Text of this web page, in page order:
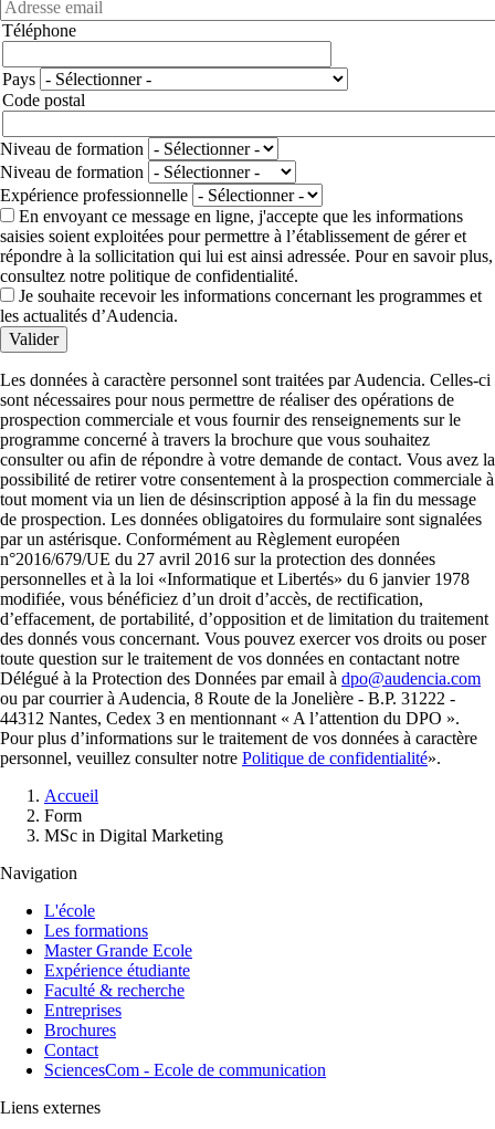
Téléphone
Adresse
Pays
Code postal
Niveau de formation
Niveau de formation
Expérience professionnelle
En envoyant ce message en ligne, j'accepte que les informations
saisies soient exploitées pour permettre à l’établissement de gérer et
répondre à la sollicitation qui lui est ainsi adressée. Pour en savoir plus,
consultez notre politique de confidentialité.
Je souhaite recevoir les informations concernant les programmes et
les actualités d’Audencia.
Valider
Les données à caractère personnel sont traitées par Audencia. Celles-ci
sont nécessaires pour nous permettre de réaliser des opérations de
prospection commerciale et vous fournir des renseignements sur le
programme concerné à travers la brochure que vous souhaitez
consulter ou afin de répondre à votre demande de contact. Vous avez la
possibilité de retirer votre consentement à la prospection commerciale à
tout moment via un lien de désinscription apposé à la fin du message
de prospection. Les données obligatoires du formulaire sont signalées
par un astérisque. Conformément au Règlement européen
n°2016/679/UE du 27 avril 2016 sur la protection des données
personnelles et à la loi «Informatique et Libertés» du 6 janvier 1978
modifiée, vous bénéficiez d’un droit d’accès, de rectification,
d’effacement, de portabilité, d’opposition et de limitation du traitement
des donnés vous concernant. Vous pouvez exercer vos droits ou poser
toute question sur le traitement de vos données en contactant notre
Délégué à la Protection des Données par email à dpo@audencia.com
ou par courrier à Audencia, 8 Route de la Jonelière - B.P. 31222 -
44312 Nantes, Cedex 3 en mentionnant « A l’attention du DPO ».
Pour plus d’informations sur le traitement de vos données à caractère
personnel, veuillez consulter notre Politique de confidentialité».
d'Ariane
Accueil
Form
MSc in Digital Marketing
Navigation
L'école
Les formations
Master Grande Ecole
Expérience étudiante
Faculté & recherche
Entreprises
Brochures
Contact
SciencesCom - Ecole de communication
Liens externes